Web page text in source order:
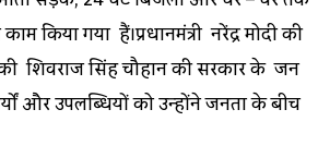
किया गया हैं।प्रधानमंत्री नरेंद्र मोदी की
शिवराज सिंह चौहान की सरकार के जन
और उपलब्धियों को उन्होंने जनता के बीच